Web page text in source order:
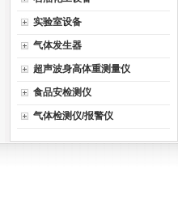
实验室设备
气体发生器
超声波身高体重测量仪
食品安检测仪
气体检测仪/报警仪